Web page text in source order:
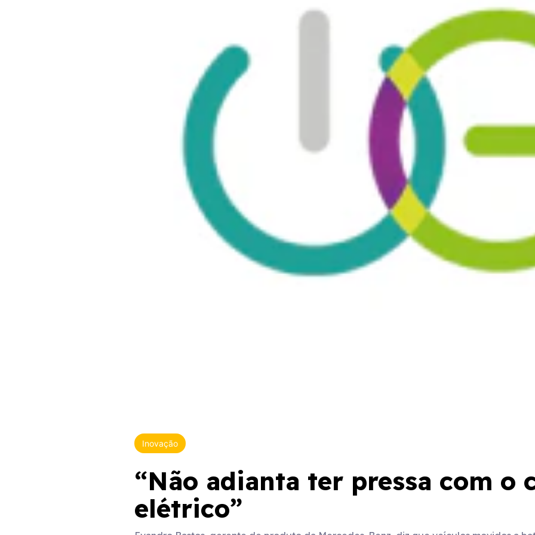
Inovação
“Não adianta ter pressa com o
elétrico”